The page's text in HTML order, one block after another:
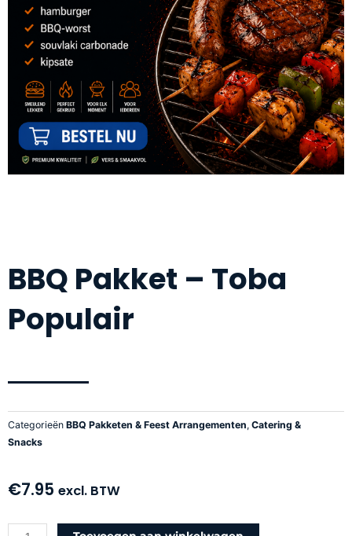
BBQ Pakket – Toba
Populair
Categorieën BBQ Pakketen & Feest Arrangementen, Catering &
Snacks
€7.95 excl. BTW
BBQ